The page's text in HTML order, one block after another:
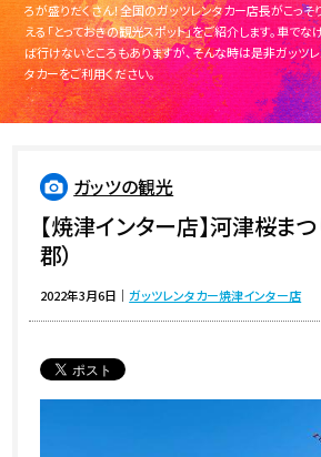
ろが盛りだくさん！全国のガッツレンタカー店長がこっそ
える「とっておきの観光スポット」をご紹介します。車でな
ば行けないところもありますが、そんな時は是非ガッツ
タカーをご利用ください。
ガッツの観光
【焼津インター店】河津桜ま
郡）
2022年3月6日 ｜ガッツレンタカー焼津インター店